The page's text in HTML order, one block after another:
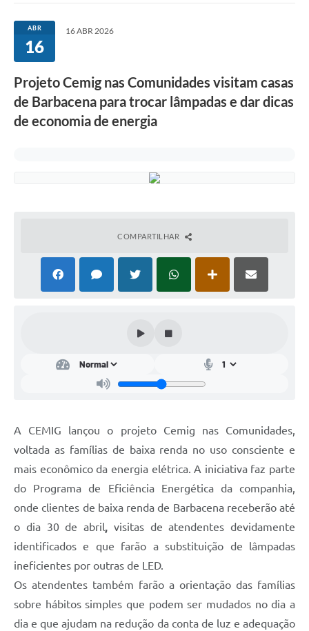
Ouvidoria
Serviços
Visite Barbacena
PPA - PLANO PLURIANUAL 2026/2029
PCA (Planos de Contratações Anuais)
PNAB 2026 - Ciclo 2
Plano Diretor e Mobilidade Urbana
3º Jornada Empreendedora BQ
Festival Gastronômico
Emprega Barbacena
Regularização de bairros
Carta de Serviços
ABR
16
16 ABR 2026
Projeto Cemig nas Comunidades visitam casas
de Barbacena para trocar lâmpadas e dar dicas
de economia de energia
COMPARTILHAR
A CEMIG lançou o projeto Cemig nas Comunidades,
voltada as famílias de baixa renda no uso consciente e
mais econômico da energia elétrica. A iniciativa faz parte
do Programa de Eficiência Energética da companhia,
onde clientes de baixa renda de Barbacena receberão até
o dia 30 de abril, visitas de atendentes devidamente
identificados e que farão a substituição de lâmpadas
ineficientes por outras de LED.
Os atendentes também farão a orientação das famílias
sobre hábitos simples que podem ser mudados no dia a
dia e que ajudam na redução da conta de luz e adequação